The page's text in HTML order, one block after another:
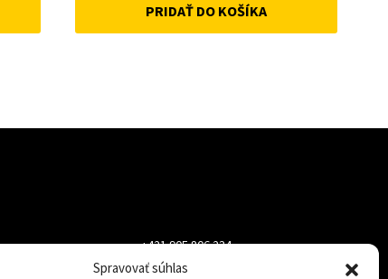
Spravovať súhlas
was: is:
PRIDAŤ DO KOŠÍKA
+421 905 806 234
info@dojazdovekolesa.com